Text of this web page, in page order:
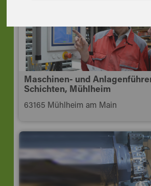
Maschinen- und
Schichten, Mühlheim
63165 Mühlheim am Main